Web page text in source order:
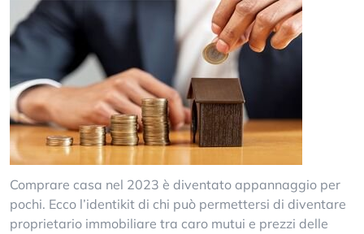
Comprare casa nel 2023 è diventato appannaggio per
pochi. Ecco l’identikit di chi può permettersi di diventare
proprietario immobiliare tra caro mutui e prezzi delle